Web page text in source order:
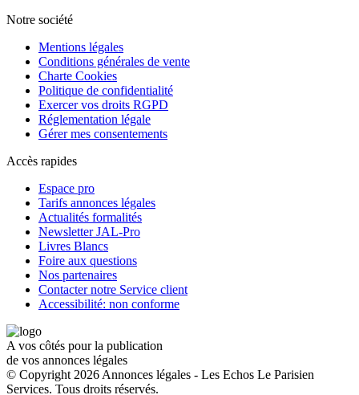
Notre société
Mentions légales
Conditions générales de vente
Charte Cookies
Politique de confidentialité
Exercer vos droits RGPD
Réglementation légale
Gérer mes consentements
Accès rapides
Espace pro
Tarifs annonces légales
Actualités formalités
Newsletter JAL-Pro
Livres Blancs
Foire aux questions
Nos partenaires
Contacter notre Service client
Accessibilité: non conforme
A vos côtés pour la publication
de vos annonces légales
© Copyright 2026 Annonces légales - Les Echos Le Parisien
Services. Tous droits réservés.